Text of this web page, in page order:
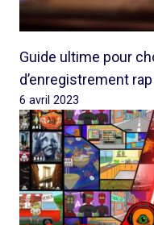
Guide ultime pour
d’enregistrement rap
6 avril 2023